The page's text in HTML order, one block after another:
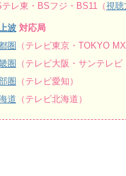
テレ東・BSフジ・BS11（視聴
波対応局
圏
（テレビ東京・TOKYO
圏
（テレビ大阪・サンテレビ
圏
（テレビ愛知）
道 （テレビ北海道）